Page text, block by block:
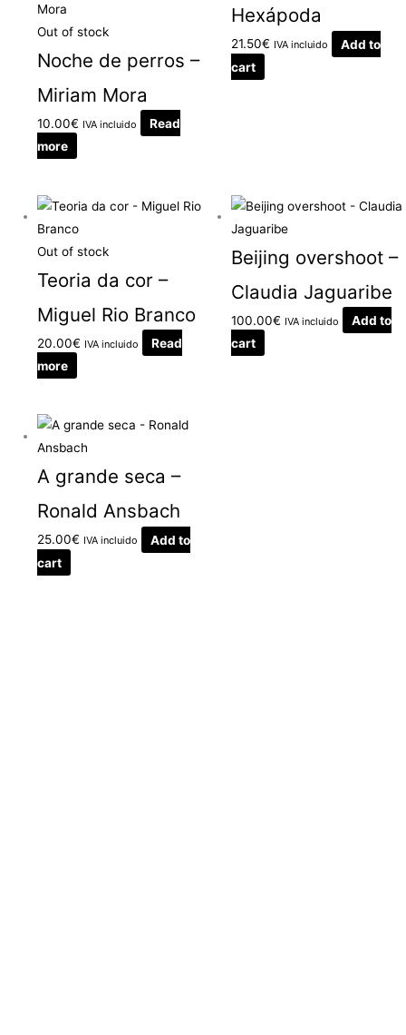
Out of stock
Noche de perros –
Miriam Mora
10.00€ IVA incluido
Read
more
Hexápoda
21.50€ IVA incluido
Add to
cart
Out of stock
Teoria da cor –
Miguel Rio Branco
20.00€ IVA incluido
Read
more
Beijing overshoot –
Claudia Jaguaribe
100.00€ IVA incluido
Add to
cart
A grande seca –
Ronald Ansbach
25.00€ IVA incluido
Add to
cart